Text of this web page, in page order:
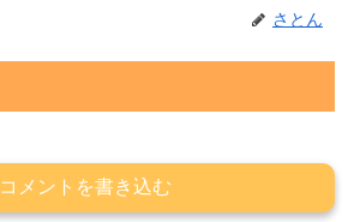
さとん
コメントを書き込む